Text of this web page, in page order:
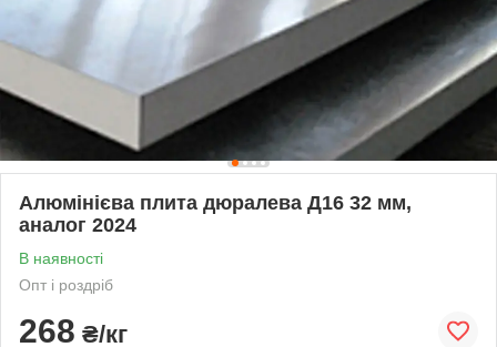
Алюмінієва плита дюралева Д16 32 мм,
аналог 2024
В наявності
Опт і роздріб
268 ₴/кг